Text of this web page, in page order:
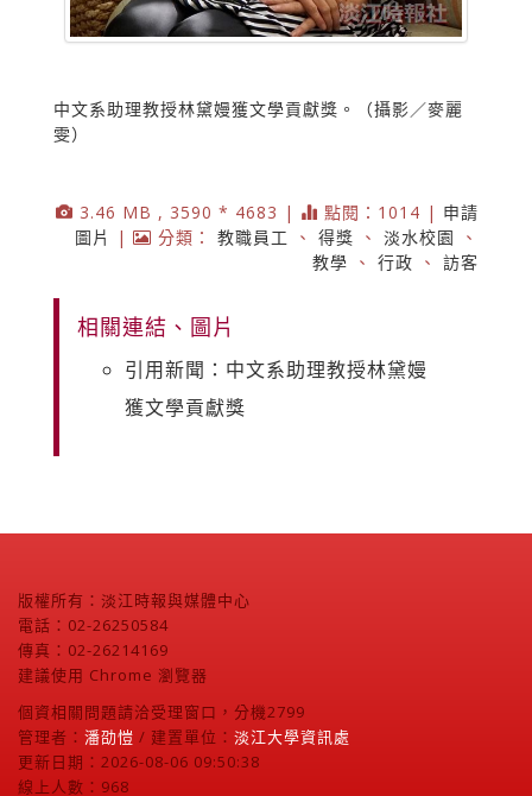
中文系助理教授林黛嫚獲文學貢獻獎。（攝影／麥麗
雯）
3.46 MB , 3590 * 4683 | 點閱：1014 | 申請
圖片
| 分類： 教職員工 、 得獎 、 淡水校園
、
教學 、 行政 、 訪客
相關連結、圖片
引用新聞：中文系助理教授林黛嫚
獲文學貢獻獎
版權所有：淡江時報與媒體中心
電話：02-26250584
傳真：02-26214169
建議使用 Chrome 瀏覽器
個資相關問題請洽受理窗口，分機2799
管理者： 潘劭愷 / 建置單位： 淡江大學資訊處
更新日期：2026-08-06 09:50:38
線上人數：968